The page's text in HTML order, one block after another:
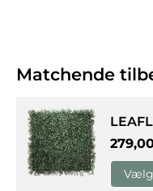
Matchende